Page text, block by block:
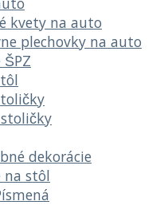
kvety na auto
plechovky na auto
dekorácie
na stôl